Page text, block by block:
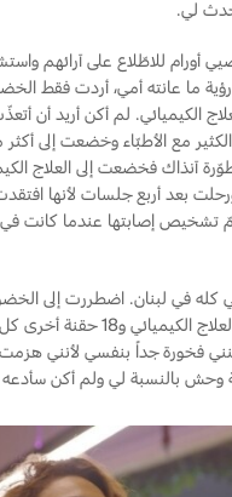
لي.
أورام للاطّلاع على آرائهم
ما عانته أمي، أردت فقط
الكيميائي. لم أكن أريد أن
آنذاك فخضعت إلى العلاج
بعد أربع جلسات لأنها
كله في لبنان. اضطررت إلى
ثماني جلسات من العلاج
فخورة جداً بنفسي لأنني
وحش بالنسبة لي ولم أكن